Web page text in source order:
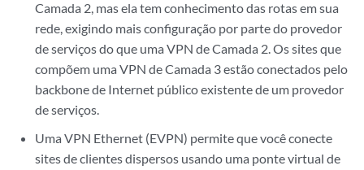
Camada 2, mas ela tem conhecimento das rotas em sua
rede, exigindo mais configuração por parte do provedor
de serviços do que uma VPN de Camada 2. Os sites que
compõem uma VPN de Camada 3 estão conectados pelo
backbone de Internet público existente de um provedor
de serviços.
Uma VPN Ethernet (EVPN) permite que você conecte
sites de clientes dispersos usando uma ponte virtual de